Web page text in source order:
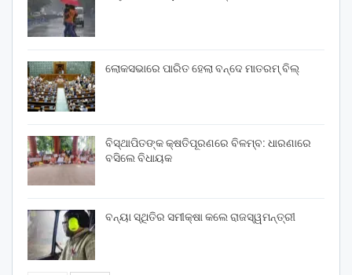
ଲୋକସଭାରେ ପାରିତ ହେଲା ବନ୍ଦେ ମାତରମ୍‌ ବିଲ୍‌
ବିସ୍ଥାପିତଙ୍କ କ୍ଷତିପୂରଣରେ ବିଳମ୍ବ: ଧାରଣାରେ
ବସିଲେ ବିଧାୟକ
ବନ୍ୟା ସ୍ଥିତିର ସମୀକ୍ଷା କଲେ ରାଜସ୍ୱମନ୍ତ୍ରୀ